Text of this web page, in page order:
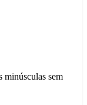
minúsculas sem